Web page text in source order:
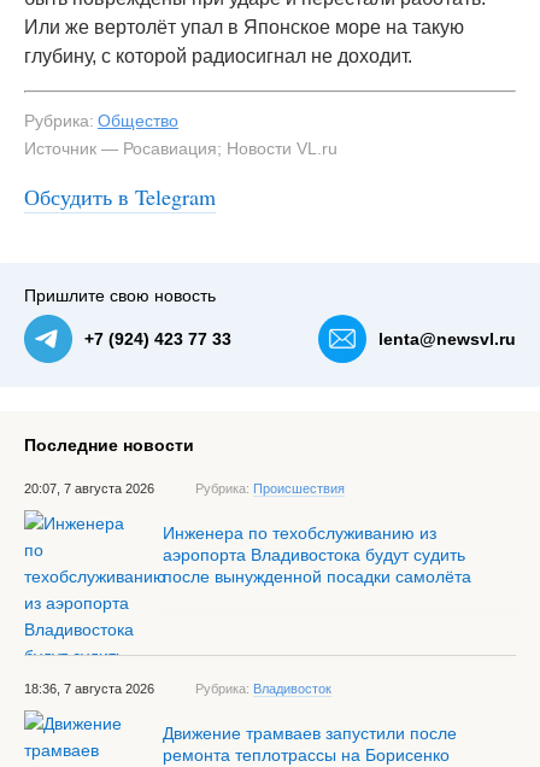
Или же вертолёт упал в Японское море на такую
глубину, с которой радиосигнал не доходит.
Рубрика: Общество
Источник — Росавиация; Новости VL.ru
Обсудить в Telegram
Пришлите свою новость
+7 (924) 423 77 33 lenta@newsvl.ru
Последние новости
20:07, 7 августа 2026 Рубрика: Происшествия
Инженера по техобслуживанию из
аэропорта Владивостока будут судить
после вынужденной посадки самолёта
18:36, 7 августа 2026 Рубрика: Владивосток
Движение трамваев запустили после
ремонта теплотрассы на Борисенко